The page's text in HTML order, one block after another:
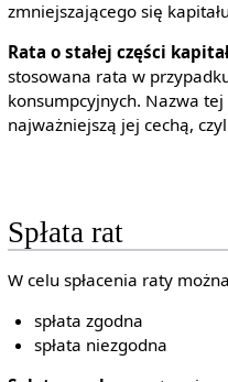
zmniejszającego się
Rata o stałej części
stosowana rata w
konsumpcyjnych. Nazwa
najważniejszą jej cechą,
Spłata rat
W celu spłacenia raty
spłata zgodna
spłata niezgodna